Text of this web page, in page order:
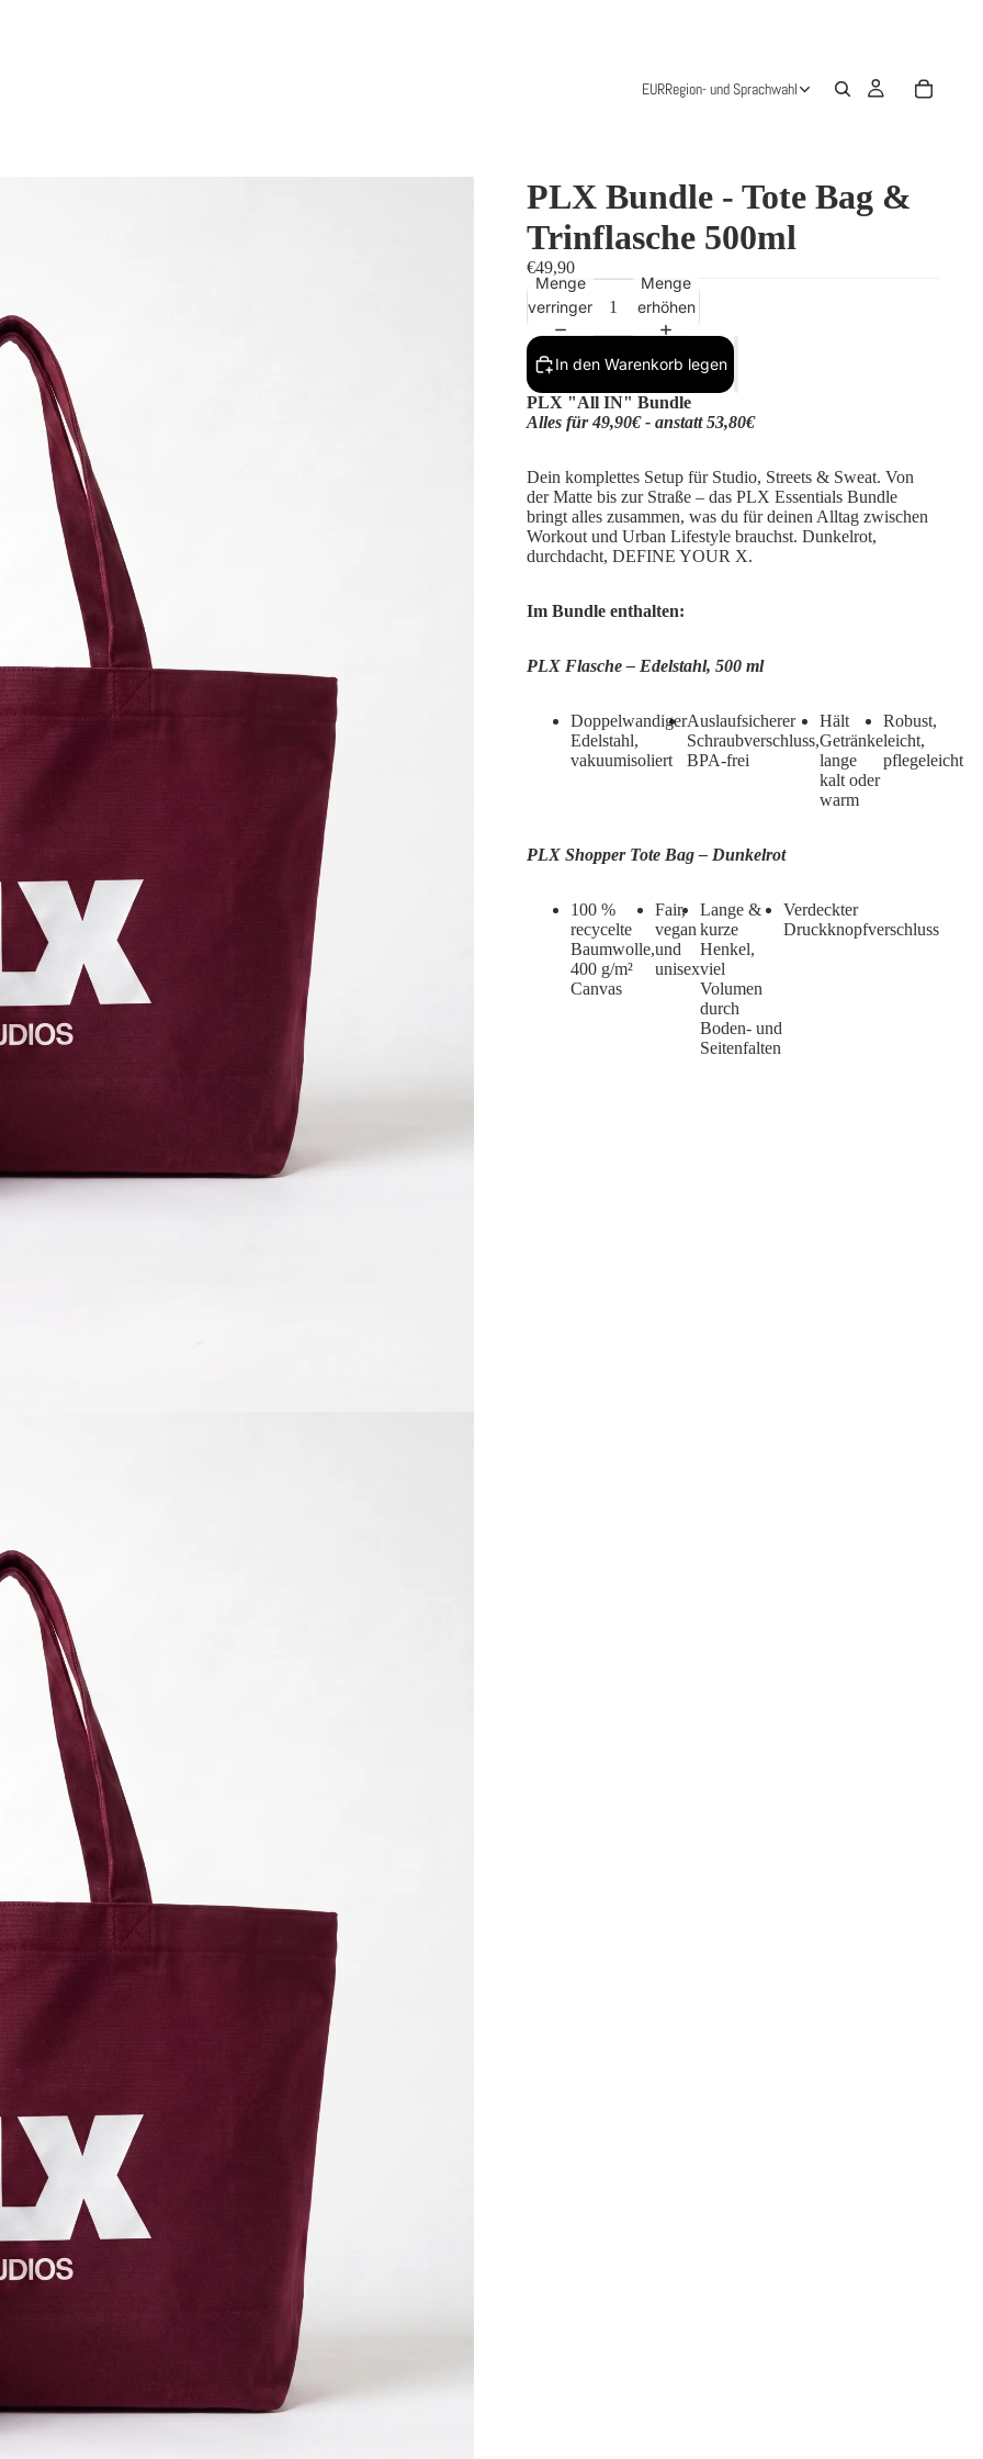
EURRegion- und Sprachwahl
PLX Bundle - Tote Bag &
Trinflasche 500ml
€49,90
Menge
verringern
Menge
erhöhen
In den Warenkorb legen
PLX "All IN" Bundle
Alles für 49,90€ - anstatt 53,80€
Dein komplettes Setup für Studio, Streets & Sweat. Von
der Matte bis zur Straße – das PLX Essentials Bundle
bringt alles zusammen, was du für deinen Alltag zwischen
Workout und Urban Lifestyle brauchst. Dunkelrot,
durchdacht, DEFINE YOUR X.
Im Bundle enthalten:
PLX Flasche – Edelstahl, 500 ml
Doppelwandiger
Edelstahl,
vakuumisoliert
Auslaufsicherer
Schraubverschluss,
BPA-frei
Hält
Getränke
lange
kalt oder
warm
Robust,
leicht,
pflegeleicht
PLX Shopper Tote Bag – Dunkelrot
100 %
recycelte
Baumwolle,
400 g/m²
Canvas
Fair,
vegan
und
unisex
Lange &
kurze
Henkel,
viel
Volumen
durch
Boden- und
Seitenfalten
Verdeckter
Druckknopfverschluss